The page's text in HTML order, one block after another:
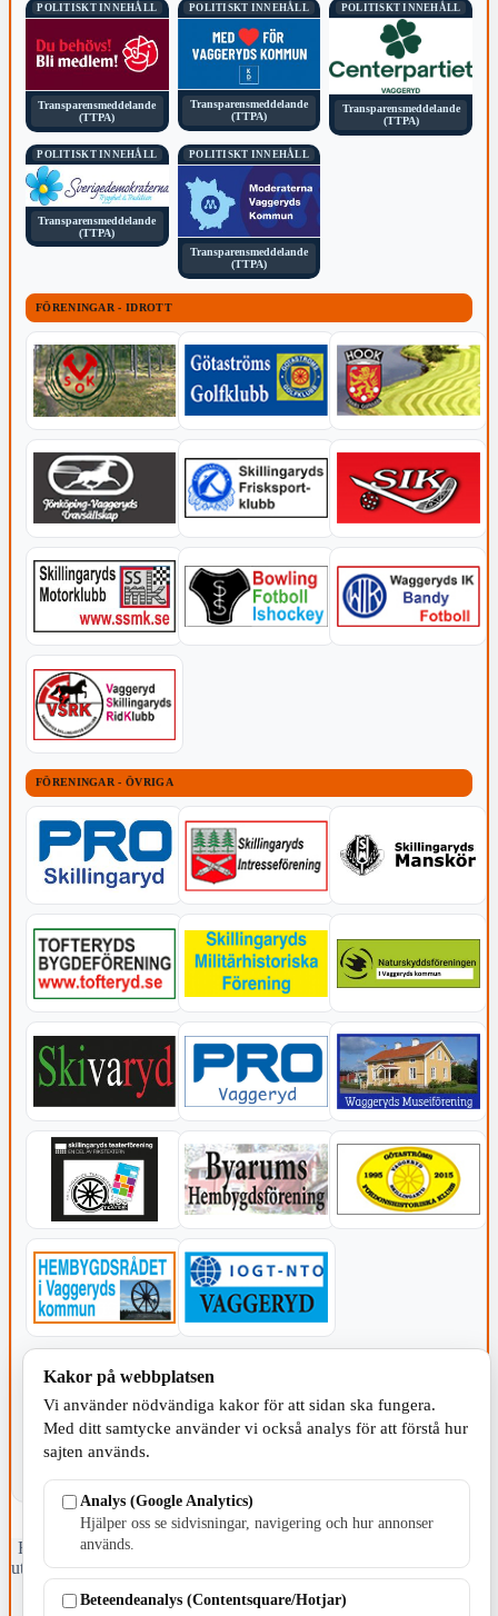
POLITISKT INNEHÅLL
Transparensmeddelande
(TTPA)
POLITISKT INNEHÅLL
Transparensmeddelande
(TTPA)
POLITISKT INNEHÅLL
Transparensmeddelande
(TTPA)
POLITISKT INNEHÅLL
Transparensmeddelande
(TTPA)
POLITISKT INNEHÅLL
Transparensmeddelande
(TTPA)
FÖRENINGAR - IDROTT
FÖRENINGAR - ÖVRIGA
Fristående webbtidningsföretag grundat 1991 som sedan 2002 ger
ut tidningen Skillingaryd.nu och 2010 lanserades Värnamo.nu. Från
april 2026 omfattar Skillingaryd.nu tre kommuner: Gnosjö,
Värnamo och Vaggeryds kommun.
Kakor på webbplatsen
Vi använder nödvändiga kakor för att sidan ska fungera.
Med ditt samtycke använder vi också analys för att förstå hur
sajten används.
Analys (Google Analytics)
Hjälper oss se sidvisningar, navigering och hur annonser
används.
Beteendeanalys (Contentsquare/Hotjar)